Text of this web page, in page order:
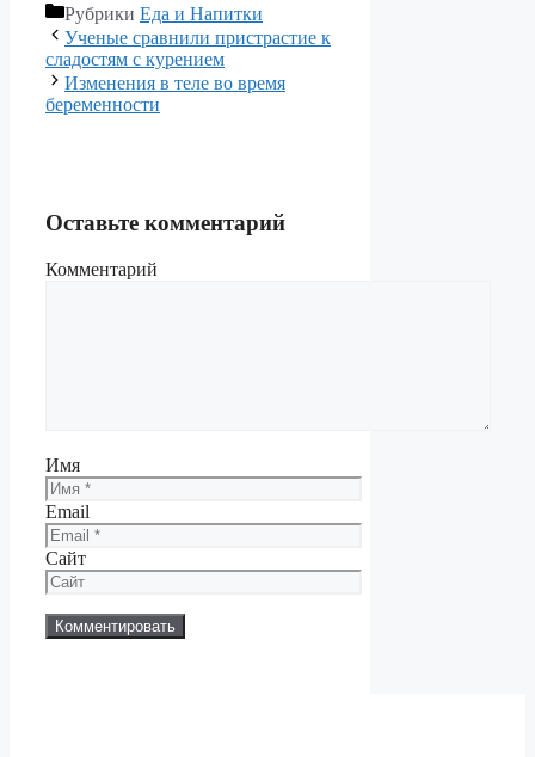
Рубрики Еда и Напитки
Ученые сравнили пристрастие к
сладостям с курением
Изменения в теле во время
беременности
Оставьте комментарий
Комментарий
Имя
Email
Сайт